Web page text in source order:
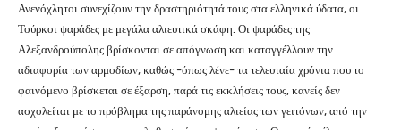
Ανενόχλητοι συνεχίζουν την δραστηριότητά τους στα ελληνικά ύδατα, οι
Τούρκοι ψαράδες με μεγάλα αλιευτικά σκάφη. Οι ψαράδες της
Αλεξανδρούπολης βρίσκονται σε απόγνωση και καταγγέλλουν την
αδιαφορία των αρμοδίων, καθώς -όπως λένε- τα τελευταία χρόνια που το
φαινόμενο βρίσκεται σε έξαρση, παρά τις εκκλήσεις τους, κανείς δεν
ασχολείται με το πρόβλημα της παράνομης αλιείας των γειτόνων, από την